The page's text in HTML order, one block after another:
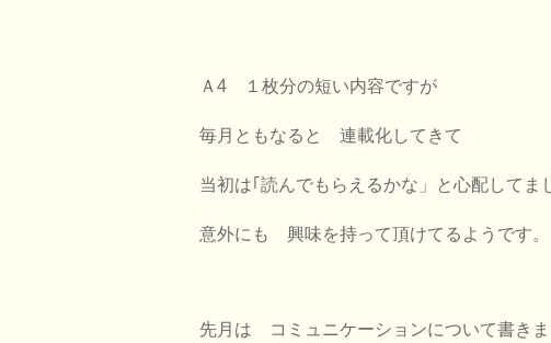
Ａ4 １枚分の短い内容ですが
毎月ともなると 連載化してきて
当初は｢読んでもらえるかな」と心配してま
意外にも 興味を持って頂けてるようです。
先月は コミュニケーションについて書きま